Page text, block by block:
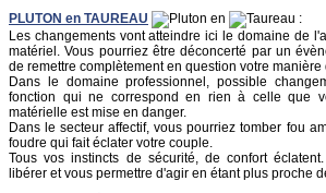
PLUTON en TAUREAU en
:
Les changements vont atteindre ici le domaine de
matériel. Vous pourriez être déconcerté par un
de remettre complètement en question votre manière
Dans le domaine professionnel, possible
fonction qui ne correspond en rien à celle que
matérielle est mise en danger.
Dans le secteur affectif, vous pourriez tomber fou
foudre qui fait éclater votre couple.
Tous vos instincts de sécurité, de confort
libérer et vous permettre d'agir en étant plus proche